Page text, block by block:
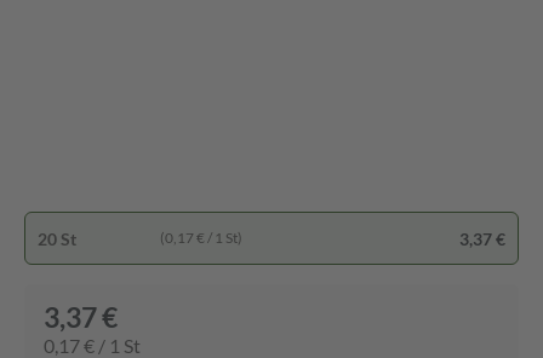
20 St (0,17 € / 1 St) 3,37 €
3,37 €
0,17 € / 1 St